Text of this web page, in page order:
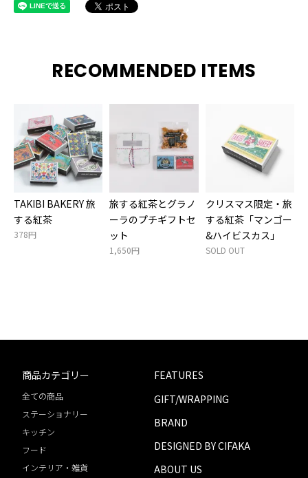
RECOMMENDED ITEMS
TAKIBI BAKERY 旅
する紅茶
378円
旅する紅茶とグラノ
ーラのプチギフトセ
ット
1,650円
クリスマス限定・旅
する紅茶「マンゴー
&ハイビスカス」
SOLD OUT
商品カテゴリー
全ての商品
ステーショナリー
キッチン
フード
インテリア・雑貨
FEATURES
GIFT/WRAPPING
BRAND
DESIGNED BY CIFAKA
ABOUT US